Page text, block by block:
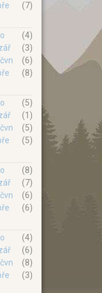
(7)
(4)
(3)
(6)
(8)
(5)
(1)
(5)
(5)
(8)
(7)
(6)
(6)
(4)
(6)
(8)
(3)